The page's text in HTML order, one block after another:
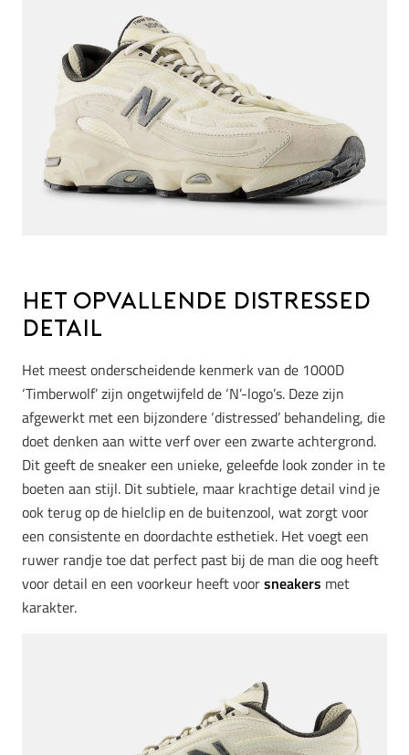
Het Opvallende Distressed
Detail
Het meest onderscheidende kenmerk van de 1000D
‘Timberwolf’ zijn ongetwijfeld de ‘N’-logo’s. Deze zijn
afgewerkt met een bijzondere ‘distressed’ behandeling, die
doet denken aan witte verf over een zwarte achtergrond.
Dit geeft de sneaker een unieke, geleefde look zonder in te
boeten aan stijl. Dit subtiele, maar krachtige detail vind je
ook terug op de hielclip en de buitenzool, wat zorgt voor
een consistente en doordachte esthetiek. Het voegt een
ruwer randje toe dat perfect past bij de man die oog heeft
voor detail en een voorkeur heeft voorsneakers met
karakter.